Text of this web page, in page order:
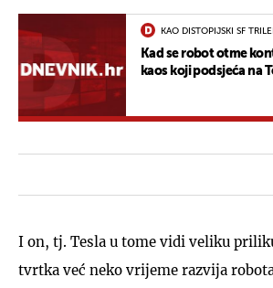
KAO DISTOPIJSKI SF
Kad se robot otme
kaos koji podsjeća na
I on, tj. Tesla u tome vidi veliku
tvrtka već neko vrijeme razvija